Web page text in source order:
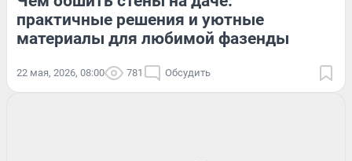
практичные решения и уютные
материалы для любимой фазенды
22 мая, 2026, 08:00 781 Обсудить